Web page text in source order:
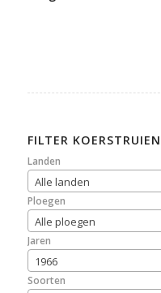
FILTER KOERSTRUIEN
Landen
Alle landen
Ploegen
Alle ploegen
Jaren
1966
Soorten